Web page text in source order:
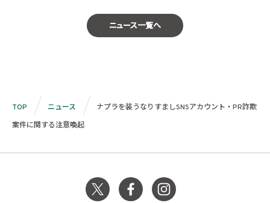
ニュース一覧へ
TOP ニュース
ナプラを装うなりすましSNSアカウント・PR詐欺
案件に関する注意喚起